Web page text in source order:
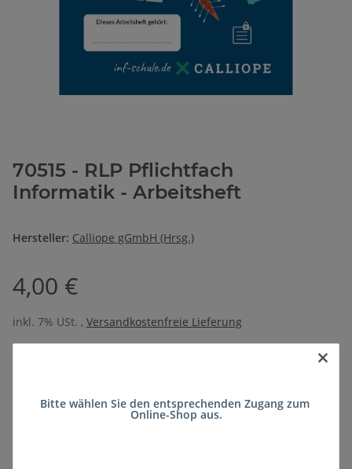
70515 - RLP Pflichtfach
Informatik - Arbeitsheft
Hersteller: Calliope gGmbH (Hrsg.)
4,00 €
inkl. 7% USt. , Versandkostenfreie Lieferung
Lieferzeit:ca. 5 Wochen(DE - kein
×
Bitte wählen Sie den entsprechenden Zugang zum
Online-Shop aus.